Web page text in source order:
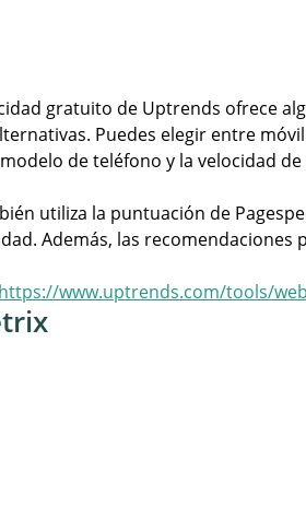
gratuito de Uptrends ofrece
Puedes elegir entre
de teléfono y la velocidad
utiliza la puntuación de
Además, las recomendaciones
https://www.uptrends.com/tools/